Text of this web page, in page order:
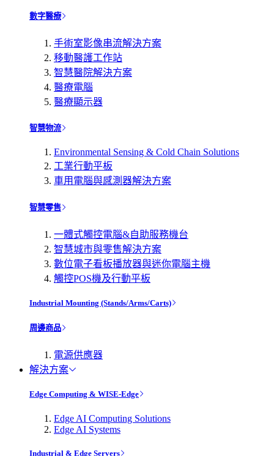
數字醫療
手術室影像串流解決方案
移動醫護工作站
智慧醫院解決方案
醫療電腦
醫療顯示器
智慧物流
Environmental Sensing & Cold Chain Solutions
工業行動平板
車用電腦與感測器解決方案
智慧零售
一體式觸控電腦&自助服務機台
智慧城市與零售解決方案
數位電子看板播放器與迷你電腦主機
觸控POS機及行動平板
Industrial Mounting (Stands/Arms/Carts)
周邊商品
電源供應器
解決方案
Edge Computing & WISE-Edge
Edge AI Computing Solutions
Edge AI Systems
Industrial & Edge Servers